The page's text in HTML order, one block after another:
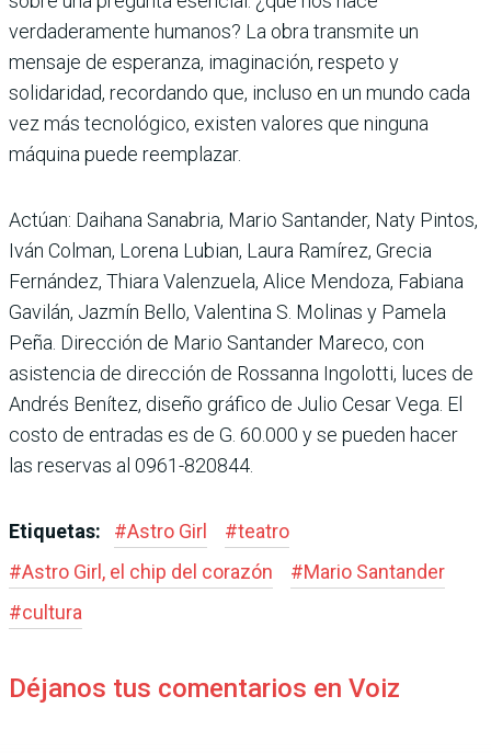
verdaderamente humanos? La obra transmite un
mensaje de esperanza, imaginación, respeto y
solidaridad, recordando que, incluso en un mundo cada
vez más tecnológico, existen valores que ninguna
máquina puede reemplazar.
Actúan: Daihana Sanabria, Mario Santander, Naty Pintos,
Iván Colman, Lorena Lubian, Laura Ramírez, Grecia
Fernández, Thiara Valenzuela, Alice Mendoza, Fabiana
Gavilán, Jazmín Bello, Valentina S. Molinas y Pamela
Peña. Dirección de Mario Santander Mareco, con
asistencia de dirección de Rossanna Ingolotti, luces de
Andrés Benítez, diseño gráfico de Julio Cesar Vega. El
costo de entradas es de G. 60.000 y se pueden hacer
las reservas al 0961-820844.
Etiquetas: #Astro Girl #teatro
#Astro Girl, el chip del corazón #Mario Santander
#cultura
Déjanos tus comentarios en Voiz